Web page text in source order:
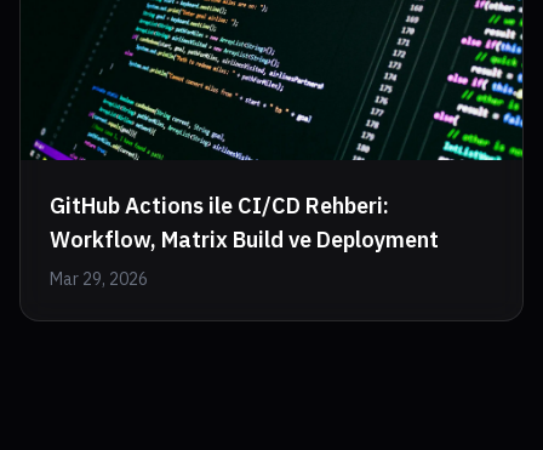
GitHub Actions ile CI/CD Rehberi:
Workflow, Matrix Build ve Deployment
Mar 29, 2026